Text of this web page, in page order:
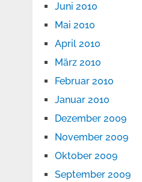
Juni 2010
Mai 2010
April 2010
März 2010
Februar 2010
Januar 2010
Dezember 2009
November 2009
Oktober 2009
September 2009